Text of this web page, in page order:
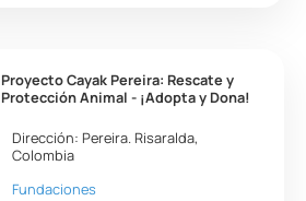
Proyecto Cayak Pereira: Rescate y
Protección Animal - ¡Adopta y Dona!
Dirección: Pereira. Risaralda,
Colombia
Fundaciones